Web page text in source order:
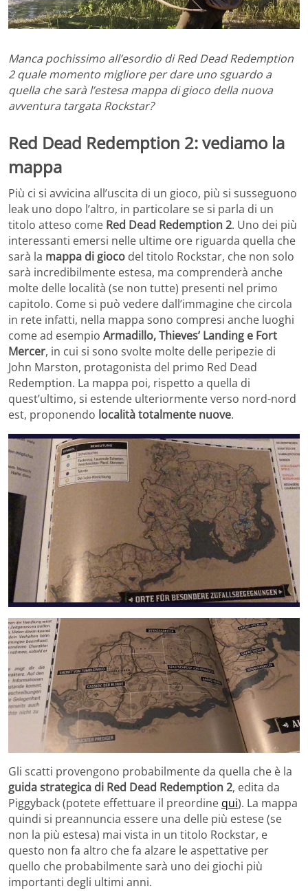
Manca pochissimo all’esordio di Red Dead Redemption
2 quale momento migliore per dare uno sguardo a
quella che sarà l’estesa mappa di gioco della nuova
avventura targata Rockstar?
Red Dead Redemption 2: vediamo la
mappa
Più ci si avvicina all’uscita di un gioco, più si susseguono
leak uno dopo l’altro, in particolare se si parla di un
titolo atteso come Red Dead Redemption 2. Uno dei più
interessanti emersi nelle ultime ore riguarda quella che
sarà la mappa di gioco del titolo Rockstar, che non solo
sarà incredibilmente estesa, ma comprenderà anche
molte delle località (se non tutte) presenti nel primo
capitolo. Come si può vedere dall’immagine che circola
in rete infatti, nella mappa sono compresi anche luoghi
come ad esempio Armadillo, Thieves’ Landing e Fort
Mercer, in cui si sono svolte molte delle peripezie di
John Marston, protagonista del primo Red Dead
Redemption. La mappa poi, rispetto a quella di
quest’ultimo, si estende ulteriormente verso nord-nord
est, proponendo località totalmente nuove.
Gli scatti provengono probabilmente da quella che è la
guida strategica di Red Dead Redemption 2, edita da
Piggyback (potete effettuare il preordine qui). La mappa
quindi si preannuncia essere una delle più estese (se
non la più estesa) mai vista in un titolo Rockstar, e
questo non fa altro che fa alzare le aspettative per
quello che probabilmente sarà uno dei giochi più
importanti degli ultimi anni.